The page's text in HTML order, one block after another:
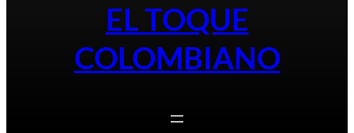
EL TOQUE
COLOMBIANO